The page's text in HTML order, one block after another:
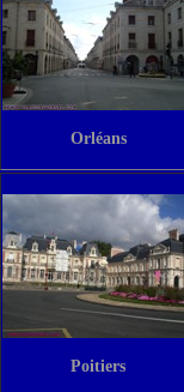
Orléans
Poitiers